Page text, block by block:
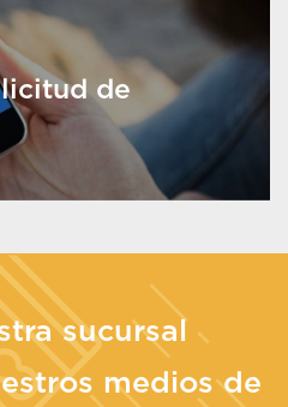
de
sucursal
medios de